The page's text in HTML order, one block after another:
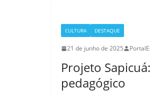
CULTURA DESTAQUE
21 de junho de 2025
Projeto
pedagógico